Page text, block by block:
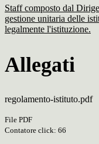
Staff composto dal
gestione unitaria delle
legalmente l'istituzione.
Allegati
regolamento-istituto.pdf
File PDF
Contatore click: 66